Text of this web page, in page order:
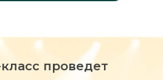
проведет